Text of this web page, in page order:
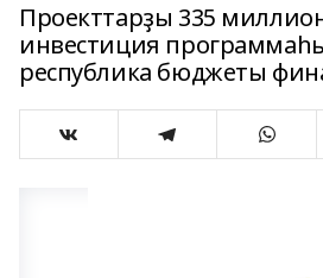
Проекттарҙы 335
инвестиция
республика бюджеты